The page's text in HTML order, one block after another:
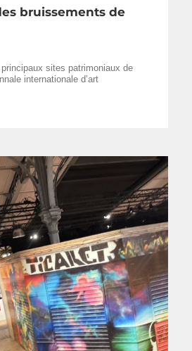
bruissements de
sites patrimoniaux de
internationale d’art